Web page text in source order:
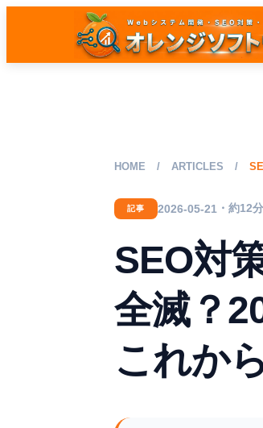
HOME / ARTICLES /
記事 2026-05-21 ・約12
SEO対
全滅？
これか